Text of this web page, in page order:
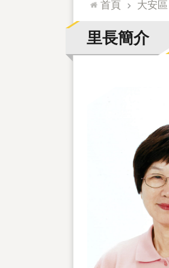
首頁 大安區
里長簡介